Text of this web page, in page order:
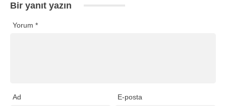
Bir yanıt yazın
Yorum *
Ad E-posta